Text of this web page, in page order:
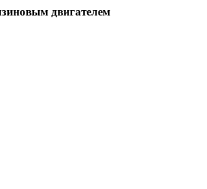
двигателем